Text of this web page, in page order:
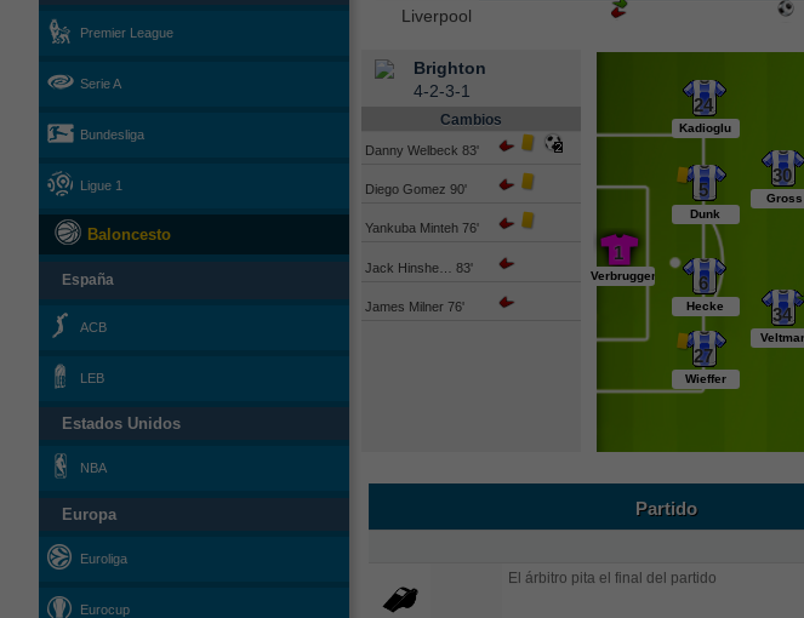
Premier League
Serie A
Bundesliga
Ligue 1
Baloncesto
España
ACB
LEB
Estados Unidos
NBA
Europa
Euroliga
Eurocup
Liverpool
Brighton
4-2-3-1
Cambios
Danny Welbeck 83'
Diego Gomez 90'
Yankuba Minteh 76'
Jack Hinshe… 83'
James Milner 76'
24
Kadioglu
30
Gross
5
Dunk
1
Verbruggen 6
Hecke 34
27
Wieffer
Partido
El árbitro pita el final del partido